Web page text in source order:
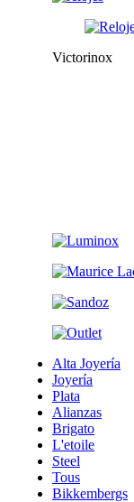
Victorinox
Alta Joyería
Joyería
Plata
Alianzas
Brigato
L'etoile
Steel
Tous
Bikkembergs